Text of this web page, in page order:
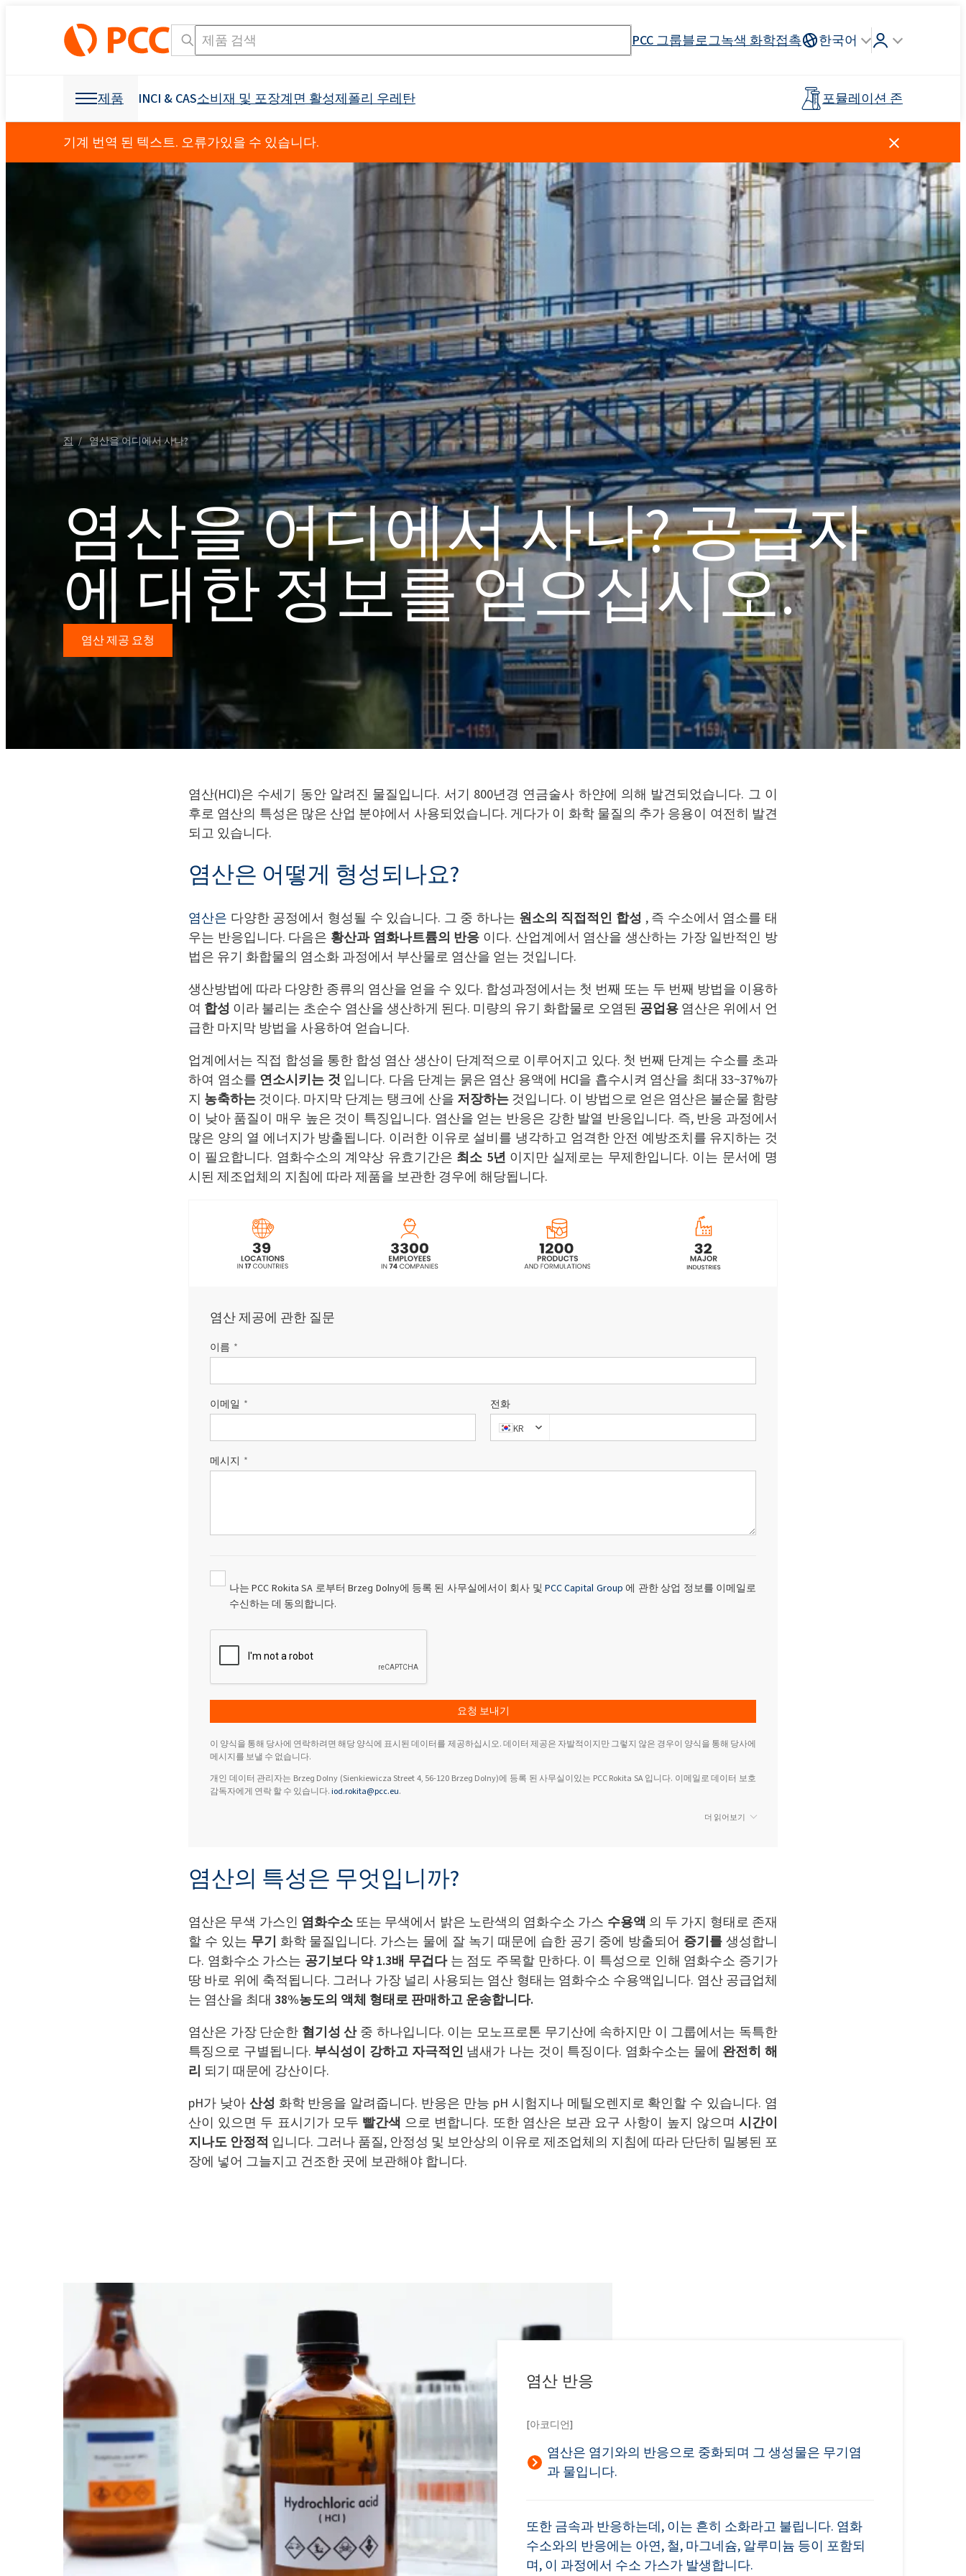
PCC 그룹블로그녹색 화학접촉 한국어
제품
개인 관리 및 홈 케어
에너지 및 자원
윤활제 및 금속 가공 유체
음식 산업
전자 및 전기 산업
접착제 및 실란트
코팅 및 잉크
플라스틱 및 고무
화학 원료
클로랄칼리
화학 시약
클로랄칼리
염소 차아염소산나트륨 염산
가성소다 가성소다 플레이크 모노 클로로 아세트산
클로로실란
사염화 규소 트리클로로실란 테트라에톡시실란
구강 관리 남성 케어 바디 클렌징 화장품 스킨 케어
애완동물 관리 얼굴 관리 친밀한 위생
향수 헤어 케어
다목적 세정제 단단한 표면 세척제 목재 세척 및 관리 세탁 세제
손 설거지 세제 식기 세척기 세제 욕실 세정제 주방 세제
덮개를 씌운 가구 매트리스 및 쿠션 목재 모방 인조가죽
OCF (일 액형 폼) 건설 용 접착제 건축 도자기
목재 산업 사전 절연 파이프
샌드위치 패널 석고 보드 및 석고 첨가제 스프레이 폼 단열재 아스팔트 첨가제
열 및 음향 스프레이 시스템 전선 및 케이블 절연 절연 보드 콘크리트 및 모르타르 첨가제
파이프 내 단열재 파이프 커버 화학 앵커
기타 응용 음향 절연
조종석, 헤드 라이닝, 스티어링
휠
차체 패널, 범퍼, 미러 하우징 필터
보조제
생체자극제
엽면비료
ROKAcet R40(PEG-40 캐스터 오일) ROKAnol ID7(Isodeceth-7) ROKAmer 2000
PEG-26 피마자유 PEG-11 피마자유 PEG-40 피마자유
Polysorbate 20 소르비탄 Oleate 코코베타인
PEG-4 PEG-12 Deceth-5
섬유 산업
Crossin® 450 오픈 셀 스프레이 폼 Crossin® 하드 36 Crossin® 하드 40
Crossin® 하드 50 Crossin® 애틱 소프트
Ekoprodur®S0310/E Ekoprodur®S0330
Ekoprodur®S0541 Ekoprodur®S10-HP
Ekoprodur® S11E-MAX
광업 및 드릴링 야금 산업 연료 산업
제형용 원료 바로 사용 가능한 제품 첨가제 패키지
소독 제품 식품 산업 설치용 청소 제품 식품 포장용 첨가제
냉동 산업 및 가전
하위 범주를 포함한 리튬 이온
배터리 및 축전지
접착제 생산을 위한 원료 고무 과립 접착제 리본드 폼 접착제 목재 접착제
샌드위치 패널용 접착제 및 프
라이머
스포츠 및 레크리에이션 표면
용 접착제
실란트 암반 보강용 접착제 전자공학 및 기술 응용 분야 편안함과 인체공학
폴리우레아 폴리우레탄 겔의 원료 첨가제
부형제 API 생산을위한 원료 제약용 용매
건강 보조 식품
차량 청소 및 관리
ROKAnol®LP3943 (알코올, C12-15, 에톡실화
프로폭실화)
ROKAnol®LP3135(폴리옥시알킬렌 글리콜
에테르)
ROSULfan®E (2-에틸헥실황산나트륨)
ROKAnol®NL6 C9-11 파레스-8 ROKAnol®GA8 (C10 알코올, 에톡실화)
인쇄
SULFOROKAnol® L430/1 - 음이온 유화제 EXOdis PC800 - 범용 분산 및 습윤제
포장
Roflex T45(가소제 및 난연제) Rostabil TTDP-V(특수 공정 안정제)
POLIkol 4000정(PEG-90) Roflex T70L(가소제 및 난연제)
발포제 오일 얼룩 제거
INCI & CAS
INCI 이름 검색 엔진 CAS 번호 검색 엔진
소비재 및 포장
소비재 및 포장
가구 청소 및 관리 제품
욕실 클리너 창문 클리너 변기 액 주방용 액체 및 로션
섬유 유연제 및 농축액
액체 및 젤 세척
다목적 제품 식기 세척기 제품
계면 활성제
계면 활성제
양쪽 성 계면 활성제 양이온 성 계면 활성제
폴리 우레탄
폴리 우레탄
폴리 에테르 폴리올 난연제 프리폴리머
포뮬레이션 존
기계 번역 된 텍스트. 오류가있을 수 있습니다.
집 염산을 어디에서 사나?
염산을 어디에서 사나? 공급자
에 대한 정보를 얻으십시오.
염산 제공 요청
염산(HCl)은 수세기 동안 알려진 물질입니다. 서기 800년경 연금술사 하얀에 의해 발견되었습니다. 그 이
후로 염산의 특성은 많은 산업 분야에서 사용되었습니다. 게다가 이 화학 물질의 추가 응용이 여전히 발견
되고 있습니다.
염산은 어떻게 형성되나요?
염산은 다양한 공정에서 형성될 수 있습니다. 그 중 하나는 원소의 직접적인 합성 , 즉 수소에서 염소를 태
우는 반응입니다. 다음은 황산과 염화나트륨의 반응 이다. 산업계에서 염산을 생산하는 가장 일반적인 방
법은 유기 화합물의 염소화 과정에서 부산물로 염산을 얻는 것입니다.
생산방법에 따라 다양한 종류의 염산을 얻을 수 있다. 합성과정에서는 첫 번째 또는 두 번째 방법을 이용하
여 합성 이라 불리는 초순수 염산을 생산하게 된다. 미량의 유기 화합물로 오염된 공업용 염산은 위에서 언
급한 마지막 방법을 사용하여 얻습니다.
업계에서는 직접 합성을 통한 합성 염산 생산이 단계적으로 이루어지고 있다. 첫 번째 단계는 수소를 초과
하여 염소를 연소시키는 것 입니다. 다음 단계는 묽은 염산 용액에 HCl을 흡수시켜 염산을 최대 33~37%까
지 농축하는 것이다. 마지막 단계는 탱크에 산을 저장하는 것입니다. 이 방법으로 얻은 염산은 불순물 함량
이 낮아 품질이 매우 높은 것이 특징입니다. 염산을 얻는 반응은 강한 발열 반응입니다. 즉, 반응 과정에서
많은 양의 열 에너지가 방출됩니다. 이러한 이유로 설비를 냉각하고 엄격한 안전 예방조치를 유지하는 것
이 필요합니다. 염화수소의 계약상 유효기간은 최소 5년 이지만 실제로는 무제한입니다. 이는 문서에 명
시된 제조업체의 지침에 따라 제품을 보관한 경우에 해당됩니다.
염산 제공에 관한 질문
이름
이메일 전화
KR
메시지
나는 PCC Rokita SA 로부터 Brzeg Dolny에 등록 된 사무실에서이 회사 및PCC Capital Group 에 관한 상업 정보를 이메일로
수신하는 데 동의합니다.
요청 보내기
이 양식을 통해 당사에 연락하려면 해당 양식에 표시된 데이터를 제공하십시오. 데이터 제공은 자발적이지만 그렇지 않은 경우이 양식을 통해 당사에
메시지를 보낼 수 없습니다.
개인 데이터 관리자는 Brzeg Dolny (Sienkiewicza Street 4, 56-120 Brzeg Dolny)에 등록 된 사무실이있는 PCC Rokita SA 입니다. 이메일로 데이터 보호
감독자에게 연락 할 수 있습니다.iod.rokita@pcc.eu.
더 읽어보기
염산의 특성은 무엇입니까?
염산은 무색 가스인 염화수소또는 무색에서 밝은 노란색의 염화수소 가스 수용액 의 두 가지 형태로 존재
할 수 있는 무기 화학 물질입니다. 가스는 물에 잘 녹기 때문에 습한 공기 중에 방출되어 증기를 생성합니
다. 염화수소 가스는 공기보다 약 1.3배 무겁다는 점도 주목할 만하다. 이 특성으로 인해 염화수소 증기가
땅 바로 위에 축적됩니다. 그러나 가장 널리 사용되는 염산 형태는 염화수소 수용액입니다. 염산 공급업체
는 염산을 최대 38%농도의 액체 형태로 판매하고 운송합니다.
염산은 가장 단순한 혐기성 산중 하나입니다. 이는 모노프로톤 무기산에 속하지만 이 그룹에서는 독특한
특징으로 구별됩니다. 부식성이 강하고 자극적인 냄새가 나는 것이 특징이다. 염화수소는 물에 완전히 해
리 되기 때문에 강산이다.
pH가 낮아 산성 화학 반응을 알려줍니다. 반응은 만능 pH 시험지나 메틸오렌지로 확인할 수 있습니다. 염
산이 있으면 두 표시기가 모두 빨간색 으로 변합니다. 또한 염산은 보관 요구 사항이 높지 않으며 시간이
지나도 안정적 입니다. 그러나 품질, 안정성 및 보안상의 이유로 제조업체의 지침에 따라 단단히 밀봉된 포
장에 넣어 그늘지고 건조한 곳에 보관해야 합니다.
염산 반응
[아코디언]
염산은 염기와의 반응으로 중화되며 그 생성물은 무기염
과 물입니다.
또한 금속과 반응하는데, 이는 흔히 소화라고 불립니다. 염화
수소와의 반응에는 아연, 철, 마그네슘, 알루미늄 등이 포함되
며, 이 과정에서 수소 가스가 발생합니다.